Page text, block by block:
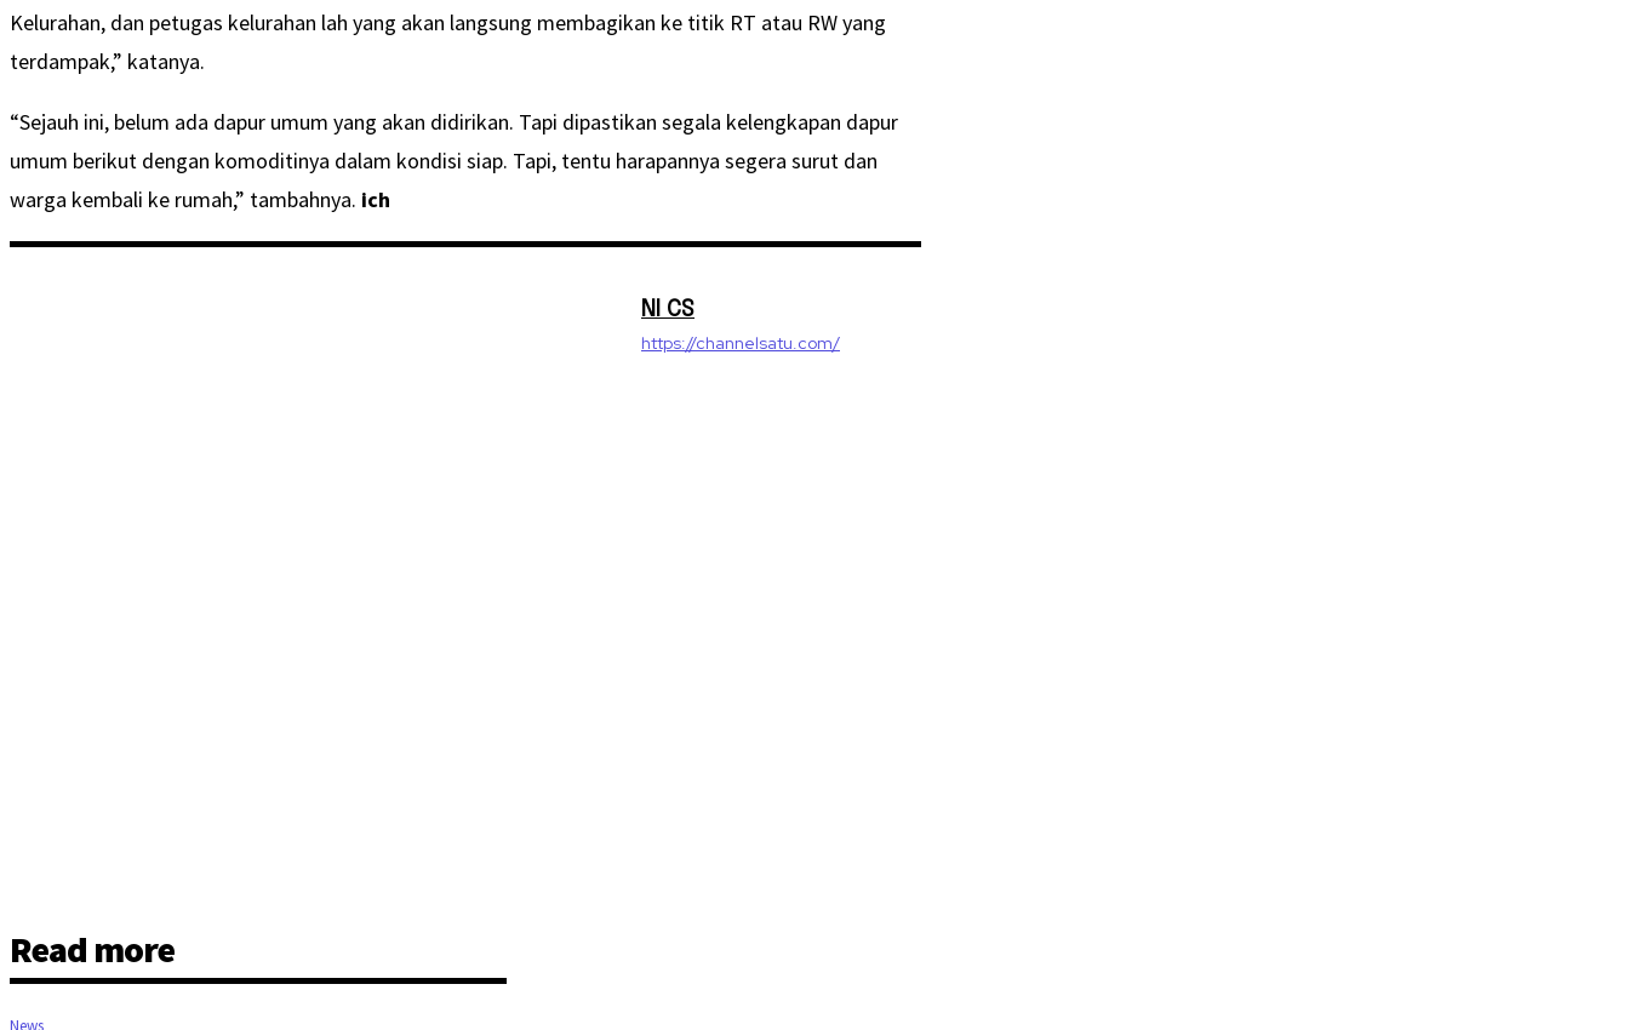
Kelurahan, dan petugas kelurahan lah yang akan langsung membagikan ke titik RT atau RW yang
terdampak,” katanya.
“Sejauh ini, belum ada dapur umum yang akan didirikan. Tapi dipastikan segala kelengkapan dapur
umum berikut dengan komoditinya dalam kondisi siap. Tapi, tentu harapannya segera surut dan
warga kembali ke rumah,” tambahnya. ich
NI CS
https://channelsatu.com/
Read more
News